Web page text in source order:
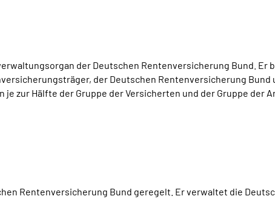
der Deutschen Rentenversicherung Bund. Er
der Deutschen Rentenversicherung Bund
zur Hälfte der Gruppe der Versicherten und der Gruppe der
Rentenversicherung Bund geregelt. Er verwaltet die